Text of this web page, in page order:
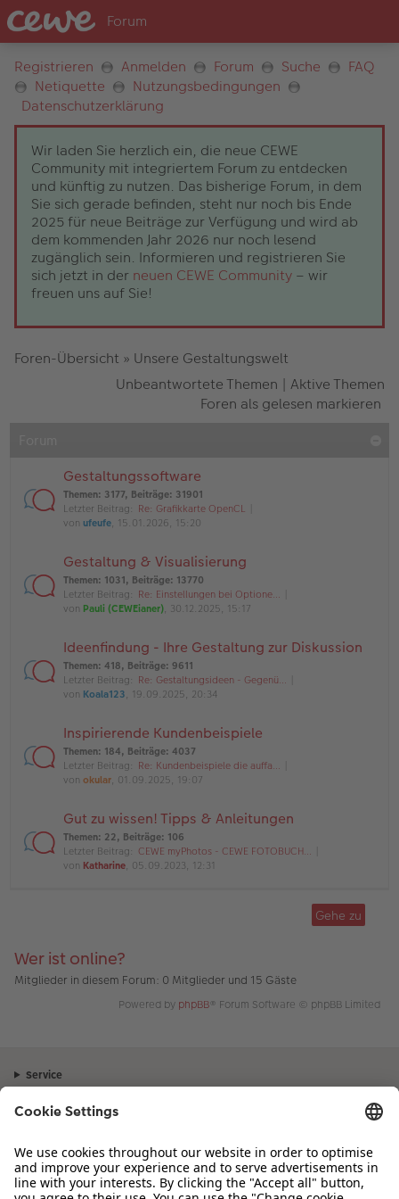
Registrieren Anmelden Forum Suche
FAQ
Netiquette
Nutzungsbedingungen
Datenschutzerklärung
Wir laden Sie herzlich ein, die neue CEWE
Community mit integriertem Forum zu entdecken
und künftig zu nutzen. Das bisherige Forum, in dem
Sie sich gerade befinden, steht nur noch bis Ende
2025 für neue Beiträge zur Verfügung und wird ab
dem kommenden Jahr 2026 nur noch lesend
zugänglich sein. Informieren und registrieren Sie
sich jetzt in der neuen CEWE Community – wir
freuen uns auf Sie!
Foren-Übersicht » Unsere Gestaltungswelt
Unbeantwortete Themen | Aktive Themen
Foren als gelesen markieren
Gestaltungssoftware
Themen: 3177, Beiträge: 31901
Letzter Beitrag: Re: Grafikkarte OpenCL
von ufeufe, 15.01.2026, 15:20
Gestaltung & Visualisierung
Themen: 1031, Beiträge: 13770
Letzter Beitrag: Re: Einstellungen bei Optione…
von Pauli (CEWEianer), 30.12.2025, 15:17
Ideenfindung - Ihre Gestaltung zur Diskussion
Themen: 418, Beiträge: 9611
Letzter Beitrag: Re: Gestaltungsideen - Gegenü…
von Koala123, 19.09.2025, 20:34
Inspirierende Kundenbeispiele
Themen: 184, Beiträge: 4037
Letzter Beitrag: Re: Kundenbeispiele die auffa…
von okular, 01.09.2025, 19:07
Gut zu wissen! Tipps & Anleitungen
Themen: 22, Beiträge: 106
Letzter Beitrag: CEWE myPhotos - CEWE FOTOBUCH…
von Katharine, 05.09.2023, 12:31
Gehe zu
Wer ist online?
Mitglieder in diesem Forum: 0 Mitglieder und 15 Gäste
Powered by phpBB® Forum Software © phpBB Limited
Service
Sortiment